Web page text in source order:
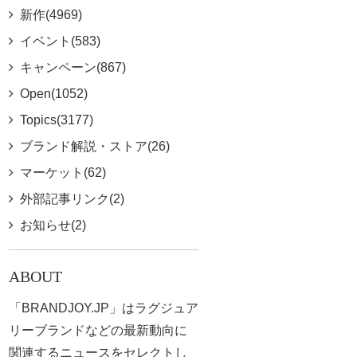
新作(4969)
イベント(583)
キャンペーン(867)
Open(1052)
Topics(3177)
ブランド解説・ストア(26)
マーケット(62)
外部記事リンク(2)
お知らせ(2)
ABOUT
「BRANDJOY.JP」はラグジュア
リーブランドなどの最新動向に
関連するニュースをセレクトし